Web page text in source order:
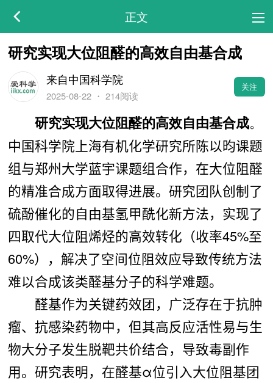
正文
研究实现大位阻醛的高效自由基合成
来自中国科学院
2025-08-22・ 214阅读
关注
研究实现大位阻醛的高效自由基合成。
中国科学院上海有机化学研究所陈以昀课题
组与郑州大学蓝宇课题组合作，在大位阻醛
的精准合成方面取得进展。研究团队创制了
硫酚催化的自由基氢甲酰化新方法，实现了
四取代大位阻烯烃的高效转化（收率45%至
60%），解决了空间位阻效应导致传统方法
难以合成该类醛基分子的科学难题。
醛基作为关键药效团，广泛存在于抗肿
瘤、抗感染药物中，但其高反应活性易与生
物大分子发生脱靶共价结合，导致毒副作
用。研究表明，在醛基α位引入大位阻基团